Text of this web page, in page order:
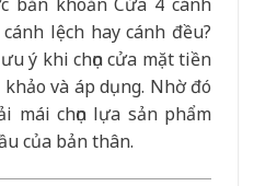
lệch hay cánh đều?
ý khi chọn cửa mặt tiền
và áp dụng. Nhờ đó
mái chọn lựa sản phẩm
của bản thân.